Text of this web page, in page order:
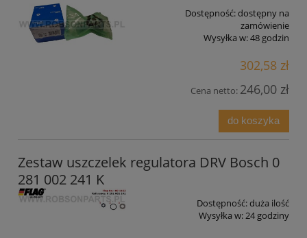
Dostępność:dostępny na
zamówienie
Wysyłka w:48 godzin
302,58 zł
Cena netto: 246,00 zł
do koszyka
Zestaw uszczelek regulatora DRV Bosch 0
281 002 241 K
Dostępność:duża ilość
Wysyłka w:24 godziny